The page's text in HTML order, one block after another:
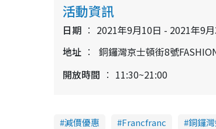
活動資訊
日期
2021年9月10日 - 2021年9
地址
銅鑼灣京士頓街8號
開放時間 11:30~21:00
減價優惠 Francfranc 銅鑼